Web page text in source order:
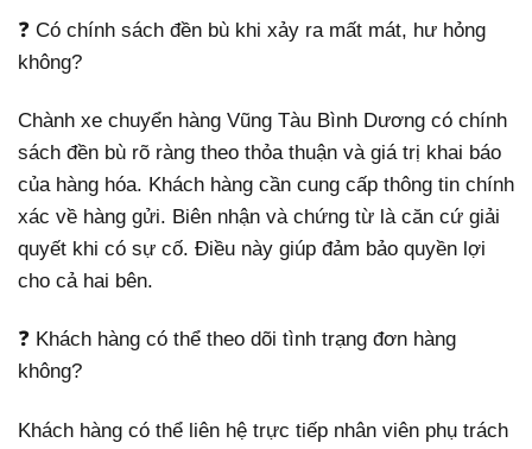
❓ Có chính sách đền bù khi xảy ra mất mát, hư hỏng
không?
Chành xe chuyển hàng Vũng Tàu Bình Dương có chính
sách đền bù rõ ràng theo thỏa thuận và giá trị khai báo
của hàng hóa. Khách hàng cần cung cấp thông tin chính
xác về hàng gửi. Biên nhận và chứng từ là căn cứ giải
quyết khi có sự cố. Điều này giúp đảm bảo quyền lợi
cho cả hai bên.
❓ Khách hàng có thể theo dõi tình trạng đơn hàng
không?
Khách hàng có thể liên hệ trực tiếp nhân viên phụ trách